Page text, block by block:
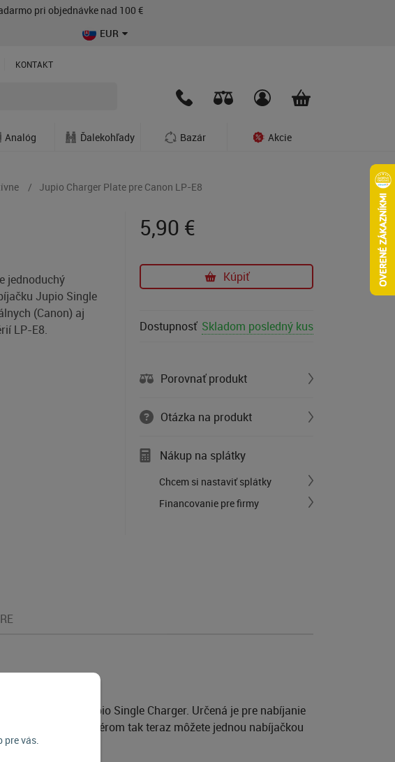
vás.
pri objednávke nad 100 €
EUR
KONTAKT
Analóg Ďalekohľady Bazár Akcie
Jupio Charger Plate pre Canon LP-E8
jednoduchý
Jupio Single
(Canon) aj
LP-E8.
5,90 €
Kúpiť
Dostupnosť Skladom posledný kus
Porovnať produkt
Otázka na produkt
Nákup na splátky
Chcem si nastaviť splátky
Financovanie pre firmy
nabíjačku Jupio Single Charger. Určená je pre nabíjanie
adaptérom tak teraz môžete jednou nabíjačkou
cestách.